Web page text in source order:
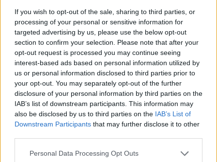
If you wish to opt-out of the sale, sharing to third parties, or
processing of your personal or sensitive information for
targeted advertising by us, please use the below opt-out
section to confirm your selection. Please note that after your
opt-out request is processed you may continue seeing
interest-based ads based on personal information utilized by
us or personal information disclosed to third parties prior to
your opt-out. You may separately opt-out of the further
disclosure of your personal information by third parties on the
IAB’s list of downstream participants. This information may
also be disclosed by us to third parties on the IAB’s List of
Downstream Participants that may further disclose it to other
Please note that this website/app uses one or more Google
Personal Data Processing Opt Outs
Sei pronto a partire? 🔥✨
AUTORE
Staff